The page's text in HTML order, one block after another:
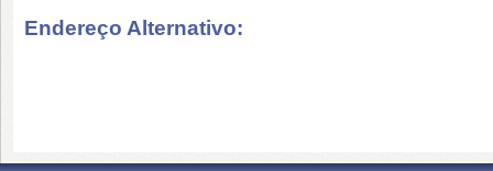
Endereço Alternativo: